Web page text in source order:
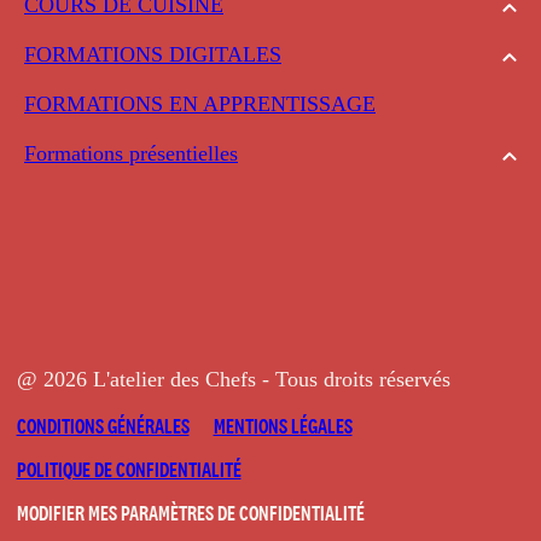
FORMATIONS DIGITALES
FORMATIONS EN APPRENTISSAGE
Formations présentielles
@ 2026 L'atelier des Chefs - Tous droits réservés
CONDITIONS GÉNÉRALES
MENTIONS LÉGALES
POLITIQUE DE CONFIDENTIALITÉ
MODIFIER MES PARAMÈTRES DE CONFIDENTIALITÉ